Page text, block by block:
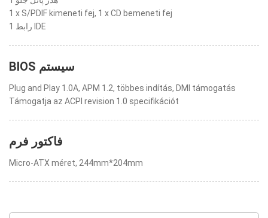
1 x S/PDIF kimeneti fej, 1 x CD bemeneti fej
1 رابط IDE
BIOS سیستم
Plug and Play 1.0A, APM 1.2, többes indítás, DMI támogatás
Támogatja az ACPI revision 1.0 specifikációt
فاکتور فرم
Micro-ATX méret, 244mm*204mm